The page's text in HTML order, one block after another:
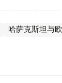
哈萨克斯坦与